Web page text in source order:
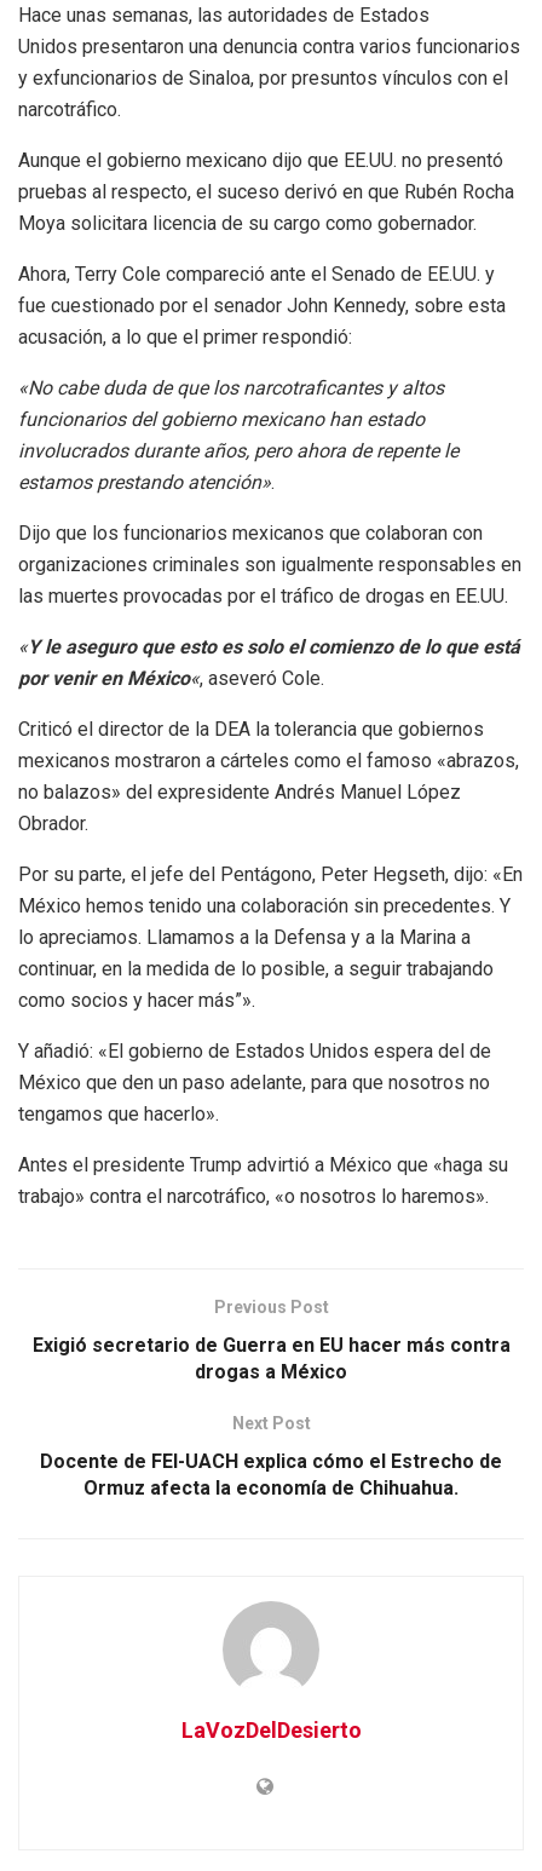
Hace unas semanas, las autoridades de Estados
Unidos presentaron una denuncia contra varios funcionarios
y exfuncionarios de Sinaloa, por presuntos vínculos con el
narcotráfico.
Aunque el gobierno mexicano dijo que EE.UU. no presentó
pruebas al respecto, el suceso derivó en que Rubén Rocha
Moya solicitara licencia de su cargo como gobernador.
Ahora, Terry Cole compareció ante el Senado de EE.UU. y
fue cuestionado por el senador John Kennedy, sobre esta
acusación, a lo que el primer respondió:
«No cabe duda de que los narcotraficantes y altos
funcionarios del gobierno mexicano han estado
involucrados durante años, pero ahora de repente le
estamos prestando atención».
Dijo que los funcionarios mexicanos que colaboran con
organizaciones criminales son igualmente responsables en
las muertes provocadas por el tráfico de drogas en EE.UU.
«Y le aseguro que esto es solo el comienzo de lo que está
por venir en México«, aseveró Cole.
Criticó el director de la DEA la tolerancia que gobiernos
mexicanos mostraron a cárteles como el famoso «abrazos,
no balazos» del expresidente Andrés Manuel López
Obrador.
Por su parte, el jefe del Pentágono, Peter Hegseth, dijo: «En
México hemos tenido una colaboración sin precedentes. Y
lo apreciamos. Llamamos a la Defensa y a la Marina a
continuar, en la medida de lo posible, a seguir trabajando
como socios y hacer más”».
Y añadió: «El gobierno de Estados Unidos espera del de
México que den un paso adelante, para que nosotros no
tengamos que hacerlo».
Antes el presidente Trump advirtió a México que «haga su
trabajo» contra el narcotráfico, «o nosotros lo haremos».
Previous Post
Exigió secretario de Guerra en EU hacer más contra
drogas a México
Next Post
Docente de FEI-UACH explica cómo el Estrecho de
Ormuz afecta la economía de Chihuahua.
LaVozDelDesierto